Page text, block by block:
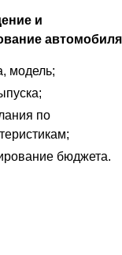
и
автомобиля
модель;
по
бюджета.